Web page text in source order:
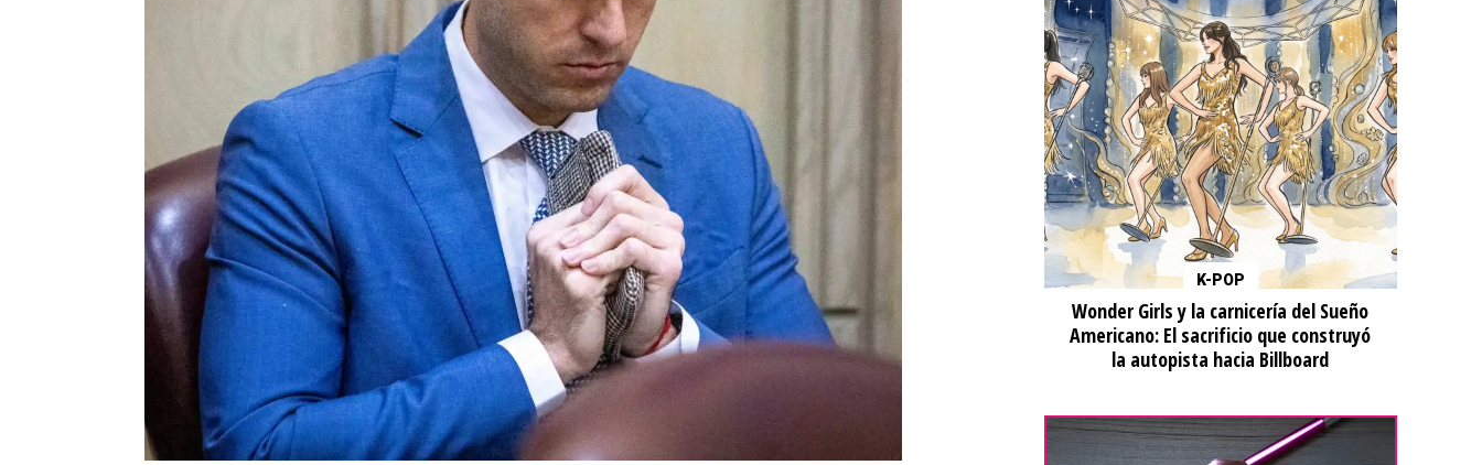
K-POP
Wonder Girls y la carnicería del Sueño
Americano: El sacrificio que construyó
la autopista hacia Billboard